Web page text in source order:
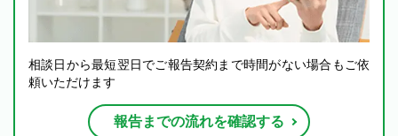
相談日から最短翌日でご報告契約まで時間がない場合もご依
頼いただけます
報告までの流れを確認する